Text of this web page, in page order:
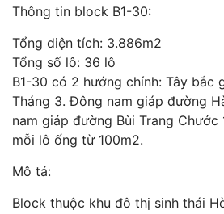
Thông tin block B1-30:
Tổng diện tích: 3.886m2
Tổng số lô: 36 lô
B1-30 có 2 hướng chính: Tây bắc
Tháng 3. Đông nam giáp đường
nam giáp đường Bùi Trang
mỗi lô ống từ 100m2.
Mô tả:
Block thuộc khu đô thị sinh thái